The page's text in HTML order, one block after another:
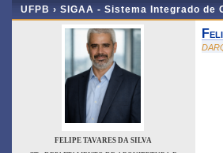
UFPB › SIGAA - Sistema Integrado
FELIPE TAVARES DA SILVA